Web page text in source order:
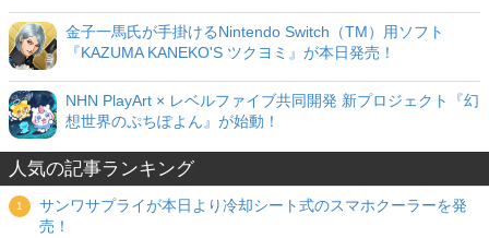
金子一馬氏が手掛けるNintendo Switch（TM）用ソフト
『KAZUMA KANEKO'S ツクヨミ』が本日発売！
NHN PlayArt × レベルファイブ共同開発 新プロジェクト『幻
想世界のぷちぽよん』が始動！
人気の記事ランキング
サンワサプライが本日より冷却シート式のスマホクーラーを発
売！